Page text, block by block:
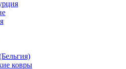
ковры